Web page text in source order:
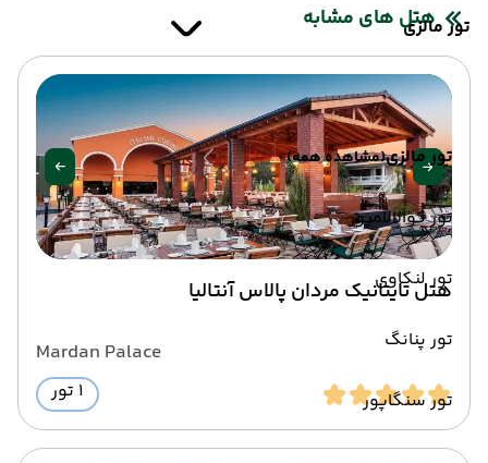
تور مالزی
تور مالزی(مشاهده همه)
تور کوالالامپور
تور لنکاوی
تور پنانگ
تور سنگاپور
هتل های مشابه
هتل تایتانیک مردان پالاس آنتالیا
Mardan Palace
1 تور